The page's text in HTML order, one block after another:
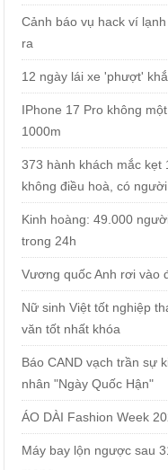
Cảnh báo vụ hack ví
ra
12 ngày lái xe 'phượt'
IPhone 17 Pro không
1000m
373 hành khách mắc kẹt
không điều hoà, có
Kinh hoàng: 49.000
trong 24h
Vương quốc Anh rơi vào
Nữ sinh Việt tốt nghiệp
văn tốt nhất khóa
Báo CAND vạch trần sự
nhân "Ngày Quốc Hận"
ÁO DÀI Fashion Week
Máy bay lộn ngược sau